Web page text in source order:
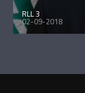
RLL 3
02-09-2018